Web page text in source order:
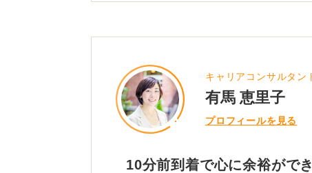
キャリアコンサルタ
有馬 恵里子
プロフィールを見る
10分前到着で心に余裕がで